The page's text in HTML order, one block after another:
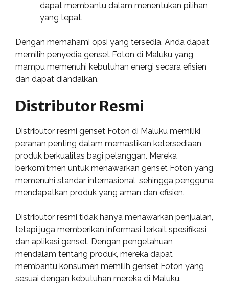
dapat membantu dalam menentukan pilihan
yang tepat.
Dengan memahami opsi yang tersedia, Anda dapat
memilih penyedia genset Foton di Maluku yang
mampu memenuhi kebutuhan energi secara efisien
dan dapat diandalkan.
Distributor Resmi
Distributor resmi genset Foton di Maluku memiliki
peranan penting dalam memastikan ketersediaan
produk berkualitas bagi pelanggan. Mereka
berkomitmen untuk menawarkan genset Foton yang
memenuhi standar internasional, sehingga pengguna
mendapatkan produk yang aman dan efisien.
Distributor resmi tidak hanya menawarkan penjualan,
tetapi juga memberikan informasi terkait spesifikasi
dan aplikasi genset. Dengan pengetahuan
mendalam tentang produk, mereka dapat
membantu konsumen memilih genset Foton yang
sesuai dengan kebutuhan mereka di Maluku.